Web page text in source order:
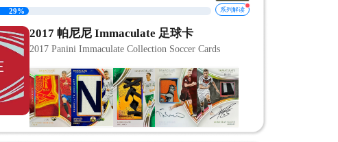
29% 系列解读
2017 帕尼尼 Immaculate 足球卡
2017 Panini Immaculate Collection Soccer Cards